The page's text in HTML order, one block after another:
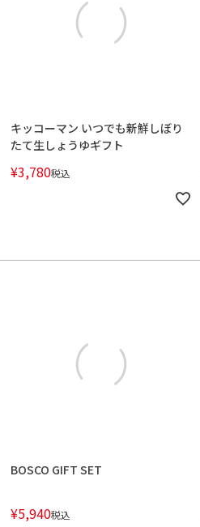
キッコーマン いつでも新鮮しぼり
たて生しょうゆギフト
¥3,780税込
BOSCO GIFT SET
¥5,940税込